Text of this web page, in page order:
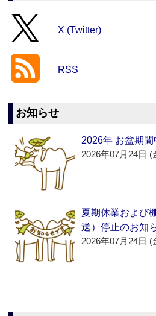
X (Twitter)
RSS
お知らせ
2026年 お盆期
2026年07月24日 (
夏期休業および
送）停止のお知
2026年07月24日 (